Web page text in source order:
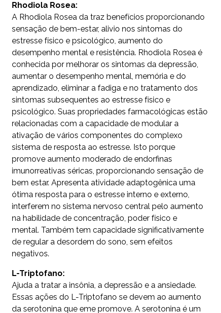
Rhodiola Rosea:
A Rhodiola Rosea da traz benefícios proporcionando
sensação de bem-estar, alivio nos sintomas do
estresse físico e psicológico, aumento do
desempenho mental e resistência. Rhodiola Rosea é
conhecida por melhorar os sintomas da depressão,
aumentar o desempenho mental, memória e do
aprendizado, eliminar a fadiga e no tratamento dos
sintomas subsequentes ao estresse físico e
psicológico. Suas propriedades farmacológicas estão
relacionadas com a capacidade de modular a
ativação de vários componentes do complexo
sistema de resposta ao estresse. Isto porque
promove aumento moderado de endorfinas
imunorreativas séricas, proporcionando sensação de
bem estar. Apresenta atividade adaptogênica uma
ótima resposta para o estresse interno e externo,
interferem no sistema nervoso central pelo aumento
na habilidade de concentração, poder físico e
mental. Também tem capacidade significativamente
de regular a desordem do sono, sem efeitos
negativos.
L-Triptofano:
Ajuda a tratar a insônia, a depressão e a ansiedade.
Essas ações do L-Triptofano se devem ao aumento
da serotonina que eme promove. A serotonina é um